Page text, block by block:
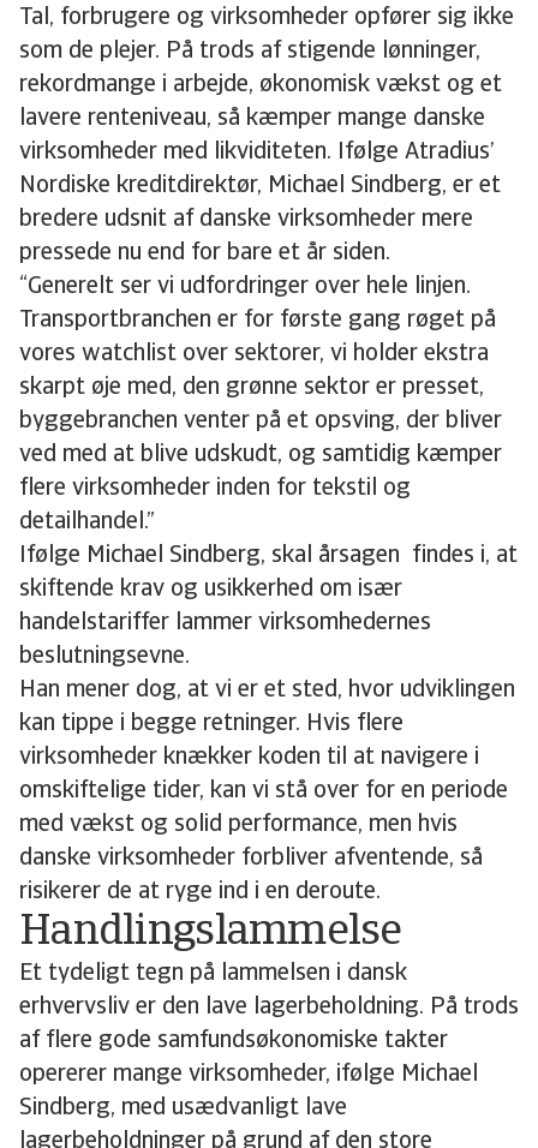
Tal, forbrugere og virksomheder opfører sig ikke
som de plejer. På trods af stigende lønninger,
rekordmange i arbejde, økonomisk vækst og et
lavere renteniveau, så kæmper mange danske
virksomheder med likviditeten. Ifølge Atradius’
Nordiske kreditdirektør, Michael Sindberg, er et
bredere udsnit af danske virksomheder mere
pressede nu end for bare et år siden.
“Generelt ser vi udfordringer over hele linjen.
Transportbranchen er for første gang røget på
vores watchlist over sektorer, vi holder ekstra
skarpt øje med, den grønne sektor er presset,
byggebranchen venter på et opsving, der bliver
ved med at blive udskudt, og samtidig kæmper
flere virksomheder inden for tekstil og
detailhandel.”
Ifølge Michael Sindberg, skal årsagen findes i, at
skiftende krav og usikkerhed om især
handelstariffer lammer virksomhedernes
beslutningsevne.
Han mener dog, at vi er et sted, hvor udviklingen
kan tippe i begge retninger. Hvis flere
virksomheder knækker koden til at navigere i
omskiftelige tider, kan vi stå over for en periode
med vækst og solid performance, men hvis
danske virksomheder forbliver afventende, så
risikerer de at ryge ind i en deroute.
Handlingslammelse
Et tydeligt tegn på lammelsen i dansk
erhvervsliv er den lave lagerbeholdning. På trods
af flere gode samfundsøkonomiske takter
opererer mange virksomheder, ifølge Michael
Sindberg, med usædvanligt lave
lagerbeholdninger på grund af den store